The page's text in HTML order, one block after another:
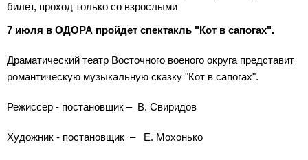
билет, проход только со взрослыми
7 июля в ОДОРА пройдет спектакль "Кот в сапогах".
Драматический театр Восточного военого округа представит
романтическую музыкальную сказку "Кот в сапогах".
Режиссер - постановщик – В. Свиридов
Художник - постановщик – Е. Мохонько